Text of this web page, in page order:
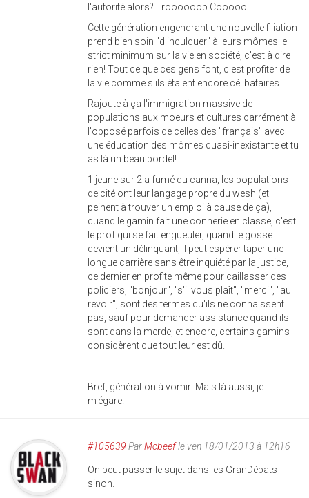
l'autorité alors? Troooooop Coooool!
Cette génération engendrant une nouvelle filiation
prend bien soin "d'inculquer" à leurs mômes le
strict minimum sur la vie en société, c'est à dire
rien! Tout ce que ces gens font, c'est profiter de
la vie comme s'ils étaient encore célibataires.
Rajoute à ça l'immigration massive de
populations aux moeurs et cultures carrément à
l'opposé parfois de celles des "français" avec
une éducation des mômes quasi-inexistante et tu
as là un beau bordel!
1 jeune sur 2 a fumé du canna, les populations
de cité ont leur langage propre du wesh (et
peinent à trouver un emploi à cause de ça),
quand le gamin fait une connerie en classe, c'est
le prof qui se fait engueuler, quand le gosse
devient un délinquant, il peut espérer taper une
longue carrière sans être inquiété par la justice,
ce dernier en profite même pour caillasser des
policiers, "bonjour", "s'il vous plaît", "merci", "au
revoir", sont des termes qu'ils ne connaissent
pas, sauf pour demander assistance quand ils
sont dans la merde, et encore, certains gamins
considèrent que tout leur est dû.
Bref, génération à vomir! Mais là aussi, je
m'égare.
#105639 ParMcbeefle ven 18/01/2013 à 12h16
On peut passer le sujet dans les GranDébats
sinon.